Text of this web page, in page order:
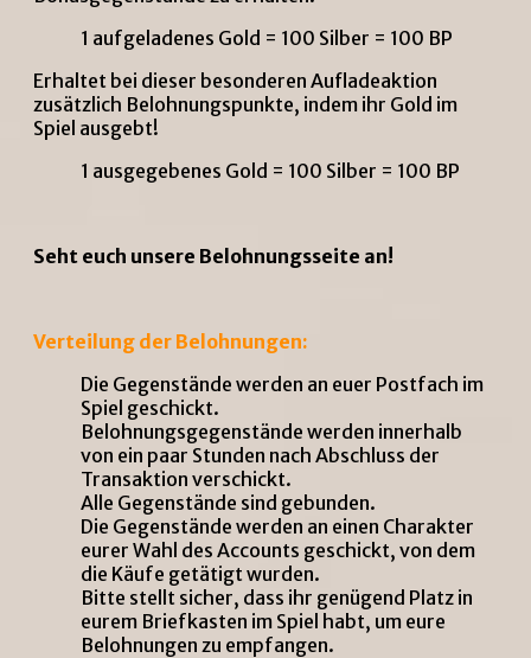
1 aufgeladenes Gold = 100 Silber = 100 BP
Erhaltet bei dieser besonderen Aufladeaktion
zusätzlich Belohnungspunkte, indem ihr Gold im
Spiel ausgebt!
1 ausgegebenes Gold = 100 Silber = 100 BP
Seht euch unsere Belohnungsseite an!
Verteilung der Belohnungen:
Die Gegenstände werden an euer Postfach im
Spiel geschickt.
Belohnungsgegenstände werden innerhalb
von ein paar Stunden nach Abschluss der
Transaktion verschickt.
Alle Gegenstände sind gebunden.
Die Gegenstände werden an einen Charakter
eurer Wahl des Accounts geschickt, von dem
die Käufe getätigt wurden.
Bitte stellt sicher, dass ihr genügend Platz in
eurem Briefkasten im Spiel habt, um eure
Belohnungen zu empfangen.